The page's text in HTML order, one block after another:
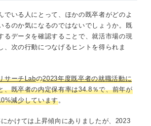
でいる人にとって、ほかの既卒者がどのよ
るのか気になるのではないでしょうか。既
るデータを確認することで、就活市場の現
、次の行動につなげるヒントを得られま
サーチLabの2023年度既卒者の就職活動に
、既卒者の内定保有率は34.8％で、前年が
減少しています。
かけては上昇傾向にありましたが、2023